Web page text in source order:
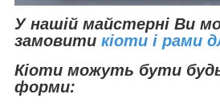
У нашій майстерні Ви
замовити кіоти і рами
Кіоти можуть бути
форми: